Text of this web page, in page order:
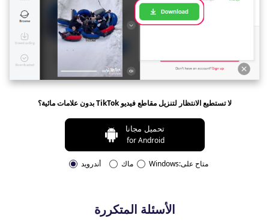
لا تستطيع الانتظار لتنزيل مقاطع فيديو TikTok بدون علامات مائية؟
تحميل مجانا
for Android
متاح على:Windows ماك أندرويد
الأسئلة المتكررة